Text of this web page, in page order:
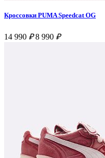
Кроссовки PUMA Speedcat OG
14 990 ₽ 8 990 ₽